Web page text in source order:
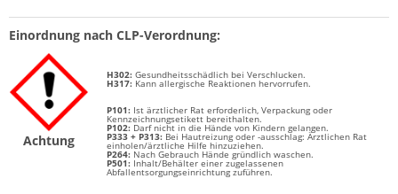
Einordnung nach CLP-Verordnung:
Achtung
H302: Gesundheitsschädlich bei Verschlucken.
H317: Kann allergische Reaktionen hervorrufen.
P101: Ist ärztlicher Rat erforderlich, Verpackung oder
Kennzeichnungsetikett bereithalten.
P102: Darf nicht in die Hände von Kindern gelangen.
P333 + P313: Bei Hautreizung oder -ausschlag: Ärztlichen Rat
einholen/ärztliche Hilfe hinzuziehen.
P264: Nach Gebrauch Hände gründlich waschen.
P501: Inhalt/Behälter einer zugelassenen
Abfallentsorgungseinrichtung zuführen.